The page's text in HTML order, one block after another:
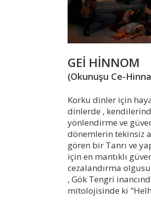
GEİ HİNNOM
(Okunuşu Ce-
Korku dinler için
dinlerde ,
yönlendirme ve
dönemlerin tekinsiz
gören bir Tanrı ve
için en mantıklı
cezalandırma
, Gök Tengri
mitolojisinde ki